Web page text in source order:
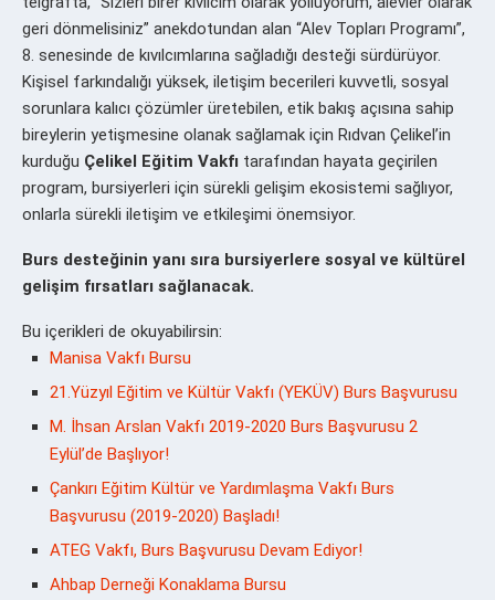
geri dönmelisiniz” anekdotundan alan “Alev Topları Programı”,
8. senesinde de kıvılcımlarına sağladığı desteği sürdürüyor.
Kişisel farkındalığı yüksek, iletişim becerileri kuvvetli, sosyal
sorunlara kalıcı çözümler üretebilen, etik bakış açısına sahip
bireylerin yetişmesine olanak sağlamak için Rıdvan Çelikel’in
kurduğu Çelikel Eğitim Vakfı tarafından hayata geçirilen
program, bursiyerleri için sürekli gelişim ekosistemi sağlıyor,
onlarla sürekli iletişim ve etkileşimi önemsiyor.
Burs desteğinin yanı sıra bursiyerlere sosyal ve kültürel
gelişim fırsatları sağlanacak.
Bu içerikleri de okuyabilirsin:
Manisa Vakfı Bursu
21.Yüzyıl Eğitim ve Kültür Vakfı (YEKÜV) Burs Başvurusu
M. İhsan Arslan Vakfı 2019-2020 Burs Başvurusu 2
Eylül’de Başlıyor!
Çankırı Eğitim Kültür ve Yardımlaşma Vakfı Burs
Başvurusu (2019-2020) Başladı!
ATEG Vakfı, Burs Başvurusu Devam Ediyor!
Ahbap Derneği Konaklama Bursu